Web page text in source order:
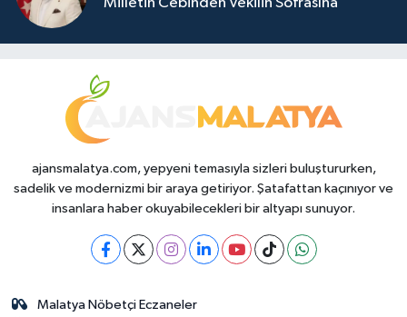
Milletin Cebinden Vekilin Sofrasına
ajansmalatya.com, yepyeni temasıyla sizleri buluştururken,
sadelik ve modernizmi bir araya getiriyor. Şatafattan kaçınıyor ve
insanlara haber okuyabilecekleri bir altyapı sunuyor.
Malatya Nöbetçi Eczaneler